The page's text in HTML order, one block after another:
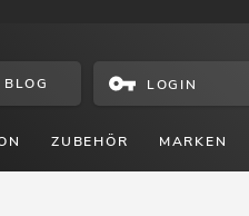
BLOG LOGIN
ZUBEHÖR MARKEN